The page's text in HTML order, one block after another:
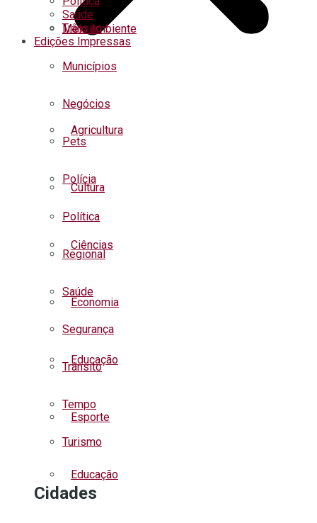
Agricultura
Cultura
Ciências
Economia
Educação
Esporte
Educação
Meio ambiente
Municípios
Negócios
Pets
Polícia
Política
Regional
Saúde
Segurança
Trânsito
Tempo
Turismo
Cidades
Saúde
Trânsito
Edições Impressas